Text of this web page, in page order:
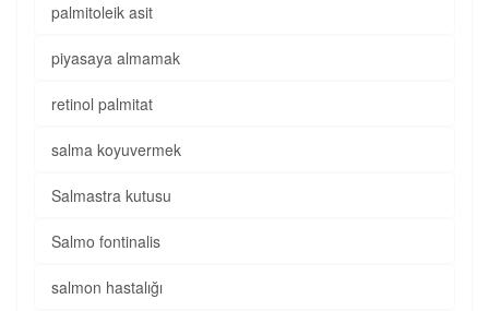
palmitoleik asit
piyasaya almamak
retinol palmitat
salma koyuvermek
Salmastra kutusu
Salmo fontinalis
salmon hastalığı